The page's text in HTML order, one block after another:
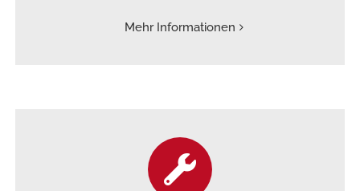
Mehr Informationen